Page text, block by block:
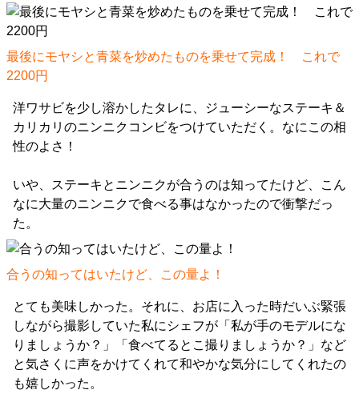
最後にモヤシと青菜を炒めたものを乗せて完成！ これで
2200円
洋ワサビを少し溶かしたタレに、ジューシーなステーキ＆
カリカリのニンニクコンビをつけていただく。なにこの相
性のよさ！
いや、ステーキとニンニクが合うのは知ってたけど、こん
なに大量のニンニクで食べる事はなかったので衝撃だっ
た。
合うの知ってはいたけど、この量よ！
とても美味しかった。それに、お店に入った時だいぶ緊張
しながら撮影していた私にシェフが「私が手のモデルにな
りましょうか？」「食べてるとこ撮りましょうか？」など
と気さくに声をかけてくれて和やかな気分にしてくれたの
も嬉しかった。